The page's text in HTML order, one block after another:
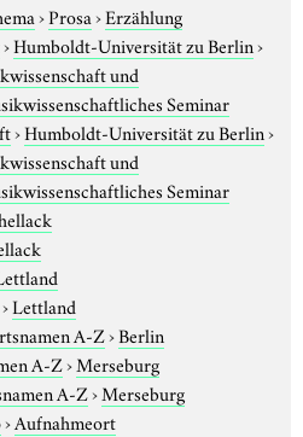
›Prosa›Erzählung
›Humboldt-Universität zu Berlin›
und
Seminar
›Humboldt-Universität zu Berlin›
und
Seminar
›Lettland
A-Z›Berlin
A-Z›Merseburg
A-Z›Merseburg
›Aufnahmeort